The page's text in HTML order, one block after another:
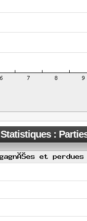
Statistiques :